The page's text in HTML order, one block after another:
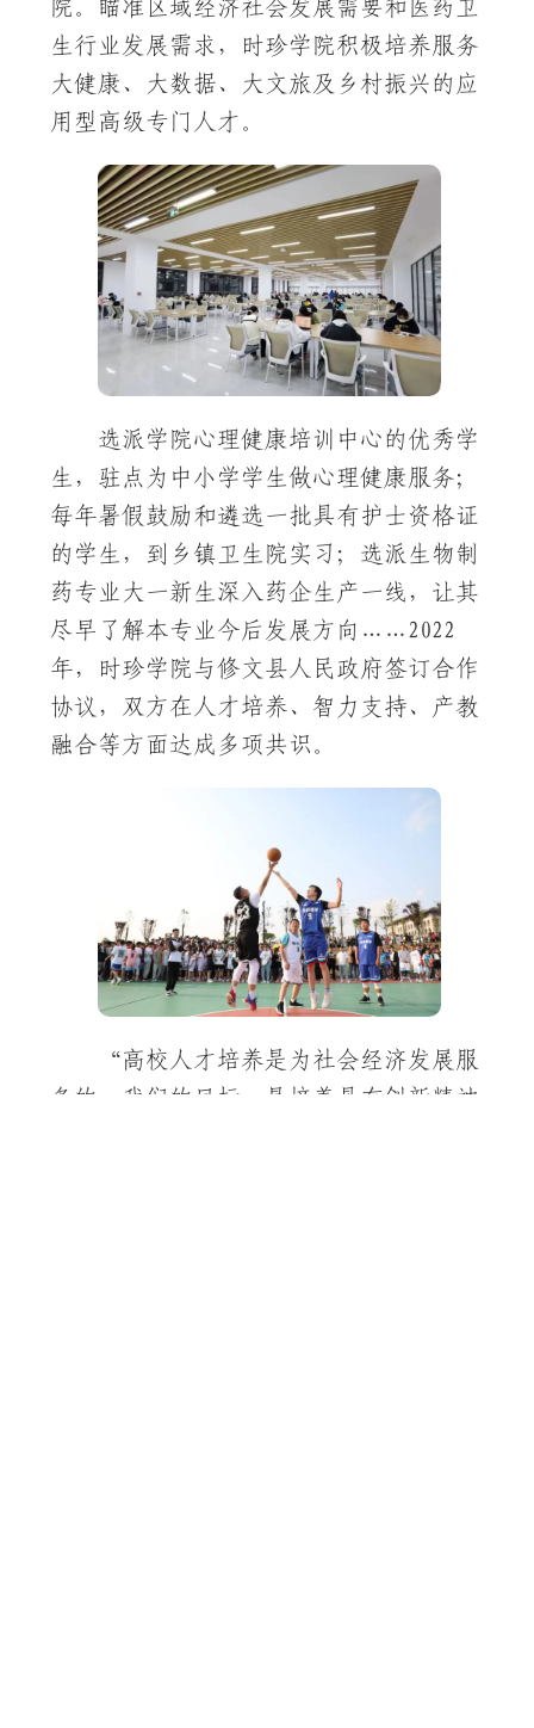
院。瞄准区域经济社会发展需要和医药卫
生行业发展需求，时珍学院积极培养服务
大健康、大数据、大文旅及乡村振兴的应
用型高级专门人才。
选派学院心理健康培训中心的优秀学
生，驻点为中小学学生做心理健康服务；
每年暑假鼓励和遴选一批具有护士资格证
的学生，到乡镇卫生院实习；选派生物制
药专业大一新生深入药企生产一线，让其
尽早了解本专业今后发展方向……2022
年，时珍学院与修文县人民政府签订合作
协议，双方在人才培养、智力支持、产教
融合等方面达成多项共识。
“高校人才培养是为社会经济发展服
务的，我们的目标，是培养具有创新精神